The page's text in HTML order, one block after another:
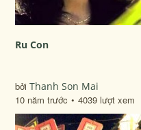
Ru Con
bởiThanh Son Mai
10 năm trước
4039 lượt xem